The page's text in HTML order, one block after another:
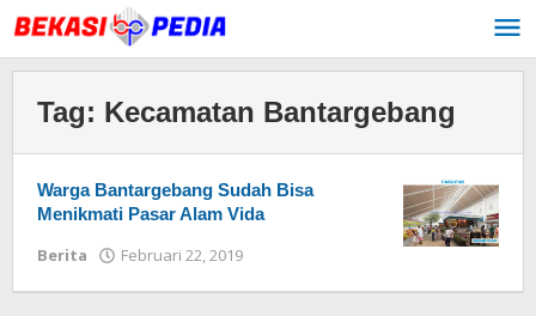
Lewati
ke
konten
Tag: Kecamatan Bantargebang
Warga Bantargebang Sudah Bisa
Menikmati Pasar Alam Vida
Berita Februari 22, 2019